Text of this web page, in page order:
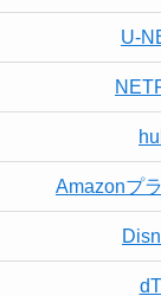
U-
Amazonプ